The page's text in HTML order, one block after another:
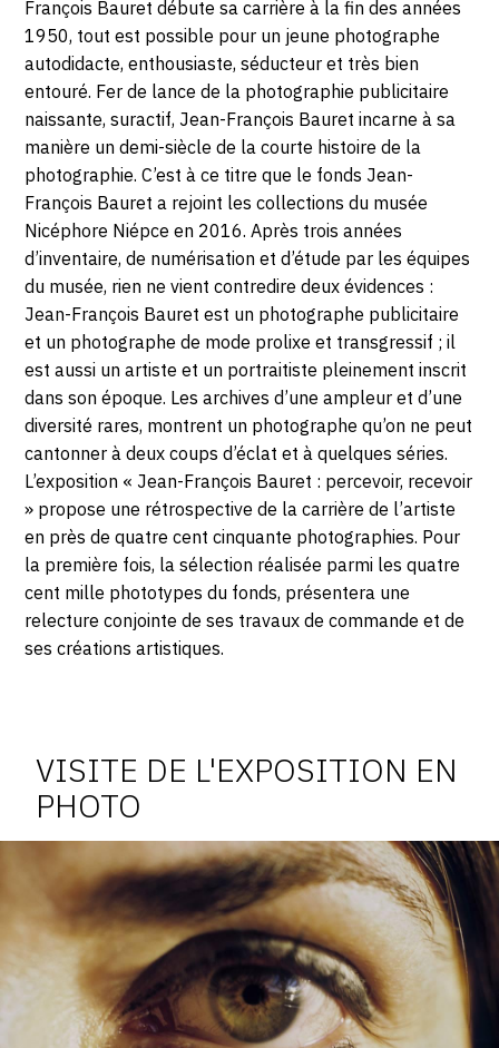
MAI
2020
Chalon-
sur-
Saône
François Bauret débute sa carrière à la fin des années
1950, tout est possible pour un jeune photographe
autodidacte, enthousiaste, séducteur et très bien
entouré. Fer de lance de la photographie publicitaire
naissante, suractif, Jean-François Bauret incarne à sa
manière un demi-siècle de la courte histoire de la
photographie. C’est à ce titre que le fonds Jean-
François Bauret a rejoint les collections du musée
Nicéphore Niépce en 2016. Après trois années
d’inventaire, de numérisation et d’étude par les équipes
du musée, rien ne vient contredire deux évidences :
Jean-François Bauret est un photographe publicitaire
et un photographe de mode prolixe et transgressif ; il
est aussi un artiste et un portraitiste pleinement inscrit
dans son époque. Les archives d’une ampleur et d’une
diversité rares, montrent un photographe qu’on ne peut
cantonner à deux coups d’éclat et à quelques séries.
L’exposition « Jean-François Bauret : percevoir, recevoir
» propose une rétrospective de la carrière de l’artiste
en près de quatre cent cinquante photographies. Pour
la première fois, la sélection réalisée parmi les quatre
cent mille phototypes du fonds, présentera une
relecture conjointe de ses travaux de commande et de
ses créations artistiques.
l'exposition
VISITE DE L'EXPOSITION EN
PHOTO